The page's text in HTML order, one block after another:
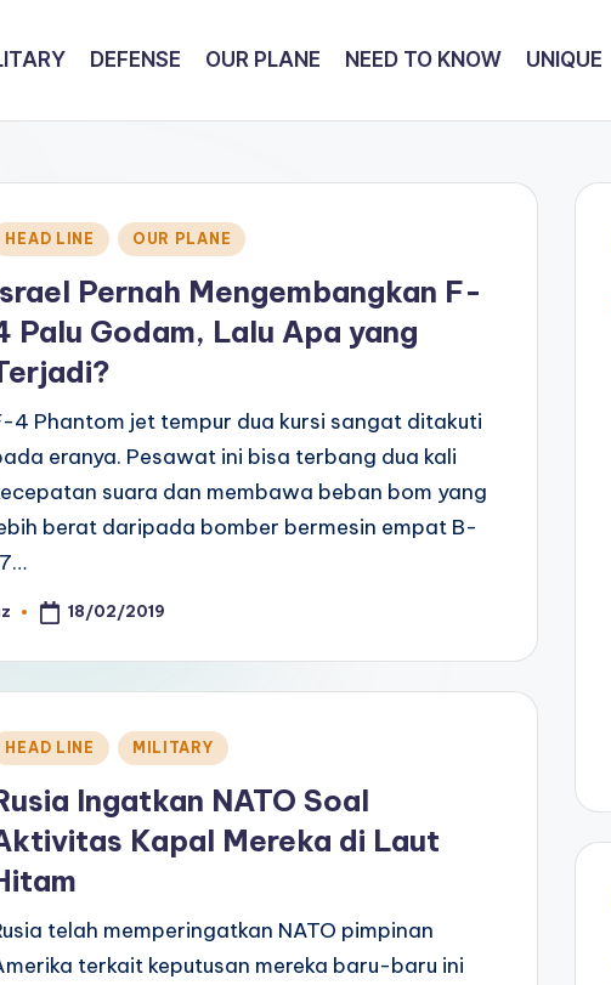
DEFENSE OUR PLANE NEED TO KNOW UNIQUE
HEAD LINE OUR PLANE
Pernah Mengembangkan F-
Palu Godam, Lalu Apa yang
4 Phantom jet tempur dua kursi sangat ditakuti
eranya. Pesawat ini bisa terbang dua kali
suara dan membawa beban bom yang
berat daripada bomber bermesin empat B-
18/02/2019
HEAD LINE MILITARY
Ingatkan NATO Soal
Kapal Mereka di Laut
telah memperingatkan NATO pimpinan
terkait keputusan mereka baru-baru ini